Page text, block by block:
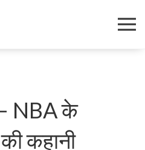
NBA के
कहानी